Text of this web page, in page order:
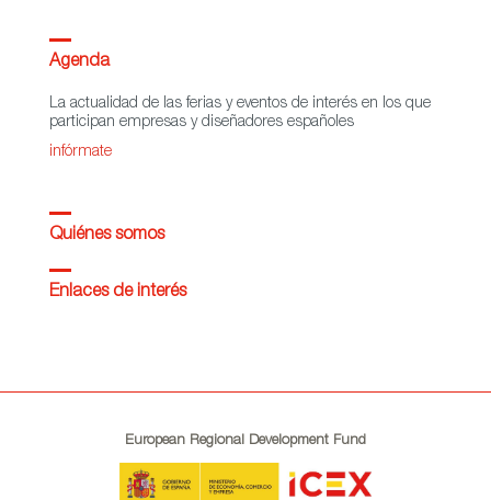
Agenda
La actualidad de las ferias y eventos de interés en los que
participan empresas y diseñadores españoles
infórmate
Quiénes somos
Enlaces de interés
European Regional Development Fund